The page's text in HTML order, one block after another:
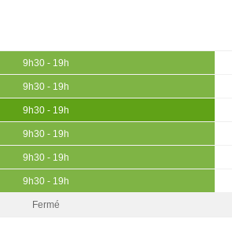
9h30 - 19h
9h30 - 19h
9h30 - 19h
9h30 - 19h
9h30 - 19h
9h30 - 19h
Fermé